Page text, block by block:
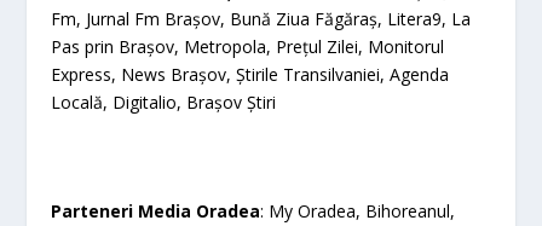
Fm, Jurnal Fm Brașov, Bună Ziua Făgăraș, Litera9, La
Pas prin Brașov, Metropola, Prețul Zilei, Monitorul
Express, News Brașov, Știrile Transilvaniei, Agenda
Locală, Digitalio, Brașov Știri
Parteneri Media Oradea: My Oradea, Bihoreanul,